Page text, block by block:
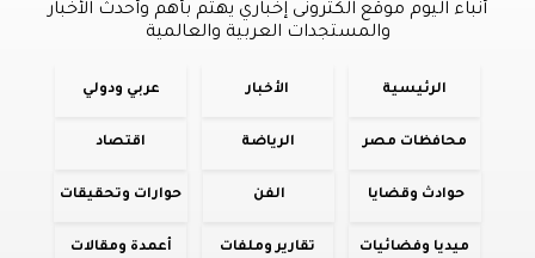
أنباء اليوم موقع الكترونى إخباري يهتم بأهم وأحدث الأخبار
والمستجدات العربية والعالمية
الرئيسية الأخبار عربي ودولي
محافظات مصر الرياضة اقتصاد
حوادث وقضايا الفن حوارات وتحقيقات
ميديا وفضائيات تقارير وملفات أعمدة ومقالات